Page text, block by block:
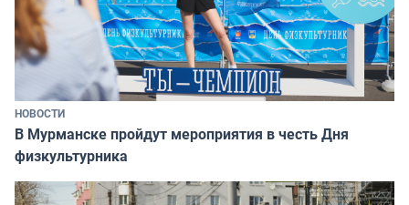
НОВОСТИ
В Мурманске пройдут мероприятия в честь Дня
физкультурника